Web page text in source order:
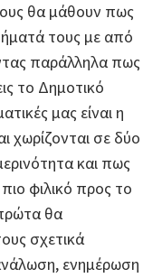
θα μάθουν πως
τους με από
παράλληλα πως
το Δημοτικό
μας είναι η
χωρίζονται σε δύο
και πως
φιλικό προς το
θα
σχετικά
ενημέρωση